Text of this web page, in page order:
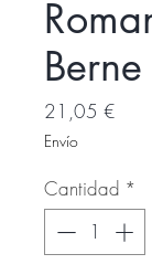
Berne
21,05 €
Envío
Cantidad *